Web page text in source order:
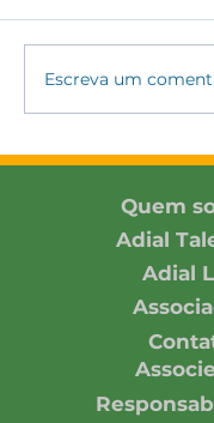
#176 -
Escreva um
Quem
Adial
Adial